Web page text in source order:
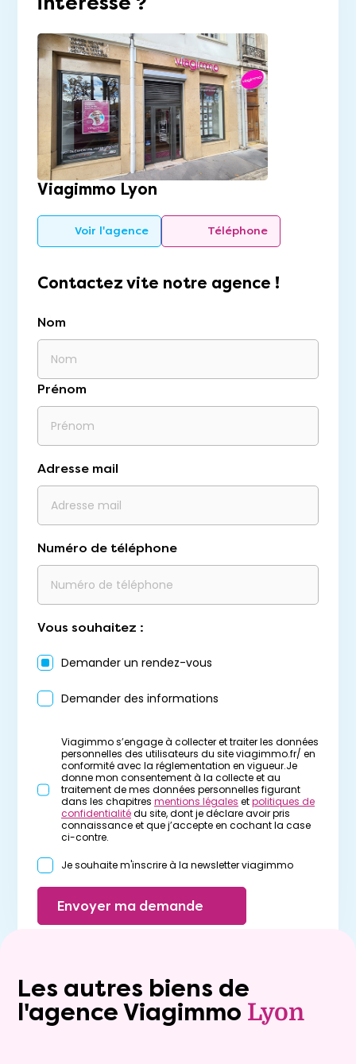
Viagimmo Lyon
Voir l'agence Téléphone
Contactez vite notre agence !
Nom
Prénom
Adresse mail
Numéro de téléphone
Vous souhaitez :
Demander un rendez-vous
Demander des informations
Viagimmo s’engage à collecter et traiter les données
personnelles des utilisateurs du site viagimmo.fr/ en
conformité avec la réglementation en vigueur.Je
donne mon consentement à la collecte et au
traitement de mes données personnelles figurant
dans les chapitres mentions légales etpolitiques de
confidentialitédu site, dont je déclare avoir pris
connaissance et que j’accepte en cochant la case
ci-contre.
Je souhaite m'inscrire à la newsletter viagimmo
Envoyer ma demande
Les autres biens de
l'agence Viagimmo Lyon